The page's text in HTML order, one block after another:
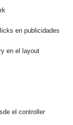
en publicidades
en el layout
el controller